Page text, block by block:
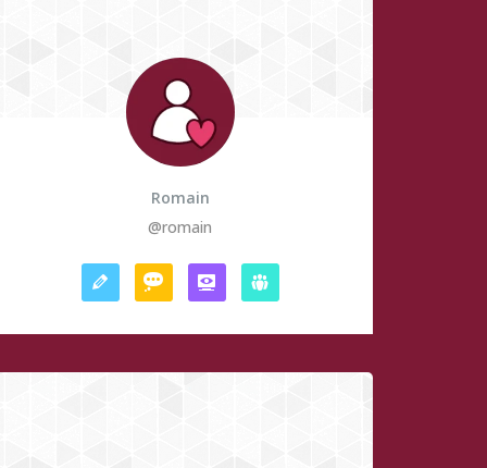
Romain
@romain